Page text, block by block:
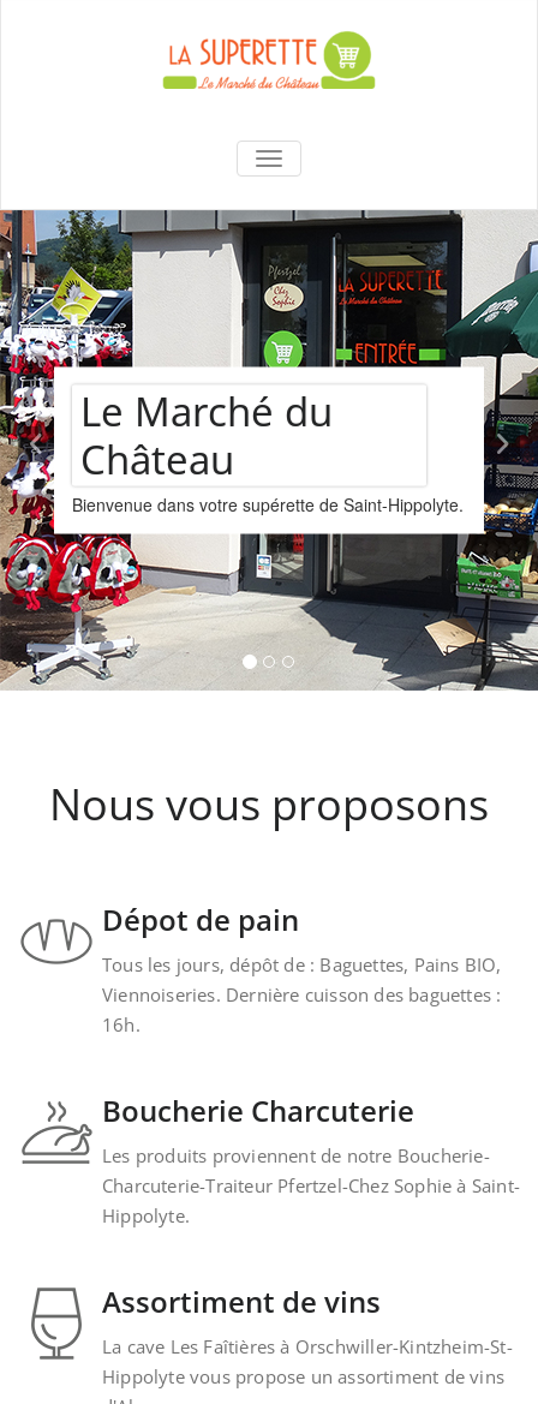
La Superette –
le marché du
château
AFFICHER/MASQUER LA
Assortiment de
vins
Nous vous proposons un assortiments de vins
provenant de la cave Les Faîtières à Orschwiller-
Kintzheim-St-Hippolyte.
Nous vous proposons
Dépot de pain
Tous les jours, dépôt de : Baguettes, Pains BIO,
Viennoiseries. Dernière cuisson des baguettes :
16h.
Boucherie Charcuterie
Les produits proviennent de notre Boucherie-
Charcuterie-Traiteur Pfertzel-Chez Sophie à Saint-
Hippolyte.
Assortiment de vins
La cave Les Faîtières à Orschwiller-Kintzheim-St-
Hippolyte vous propose un assortiment de vins